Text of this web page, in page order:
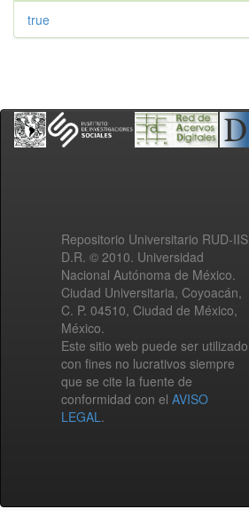
true
Repositorio Universitario RUD-IIS
D.R. © 2010. Universidad
Nacional Autónoma de México.
Ciudad Universitaria, Coyoacán,
C. P. 04510, Ciudad de México,
México.
Este sitio web puede ser utilizado
con fines no lucrativos siempre
que se cite la fuente de
conformidad con el AVISO
LEGAL.